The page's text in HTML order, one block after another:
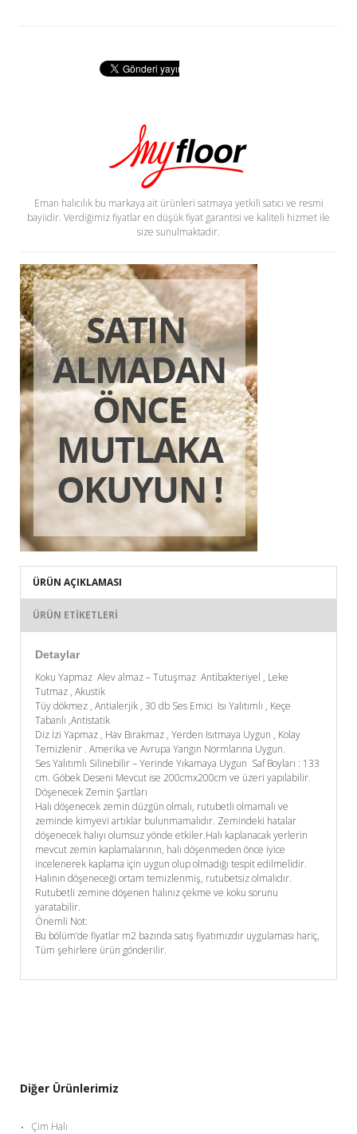
Eman halıcılık bu markaya ait ürünleri satmaya yetkili satıcı ve resmi
bayiidir. Verdiğimiz fiyatlar en düşük fiyat garantisi ve kaliteli hizmet ile
size sunulmaktadır.
ÜRÜN AÇIKLAMASI
ÜRÜN ETIKETLERI
Detaylar
Koku Yapmaz Alev almaz – Tutuşmaz Antibakteriyel , Leke
Tutmaz , Akustik
Tüy dökmez , Antialerjik , 30 db Ses Emici Isı Yalıtımlı , Keçe
Tabanlı ,Antistatik
Diz İzi Yapmaz , Hav Bırakmaz , Yerden Isıtmaya Uygun , Kolay
Temizlenir . Amerika ve Avrupa Yangın Normlarına Uygun.
Ses Yalıtımlı Silinebilir – Yerinde Yıkamaya Uygun Saf Boyları : 133
cm. Göbek Deseni Mevcut ise 200cmx200cm ve üzeri yapılabilir.
Döşenecek Zemin Şartları
Halı döşenecek zemin düzgün olmalı, rutubetli olmamalı ve
zeminde kimyevi artıklar bulunmamalıdır. Zemindeki hatalar
döşenecek halıyı olumsuz yönde etkiler.Halı kaplanacak yerlerin
mevcut zemin kaplamalarının, halı döşenmeden önce iyice
incelenerek kaplama için uygun olup olmadığı tespit edilmelidir.
Halının döşeneceği ortam temizlenmiş, rutubetsiz olmalıdır.
Rutubetli zemine döşenen halınız çekme ve koku sorunu
yaratabilir.
Önemli Not:
Bu bölüm’de fiyatlar m2 bazında satış fiyatımızdır uygulaması hariç,
Tüm şehirlere ürün gönderilir.
Diğer Ürünlerimiz
Çim Halı